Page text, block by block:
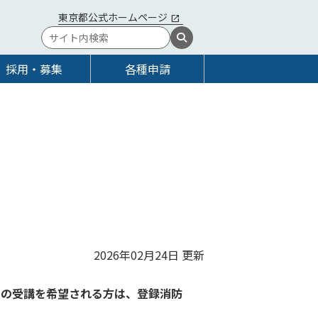
東京都公式ホームページ
採用・募集 各種申請
2026年02月24日 更新
受講を希望される方は、 登録消防